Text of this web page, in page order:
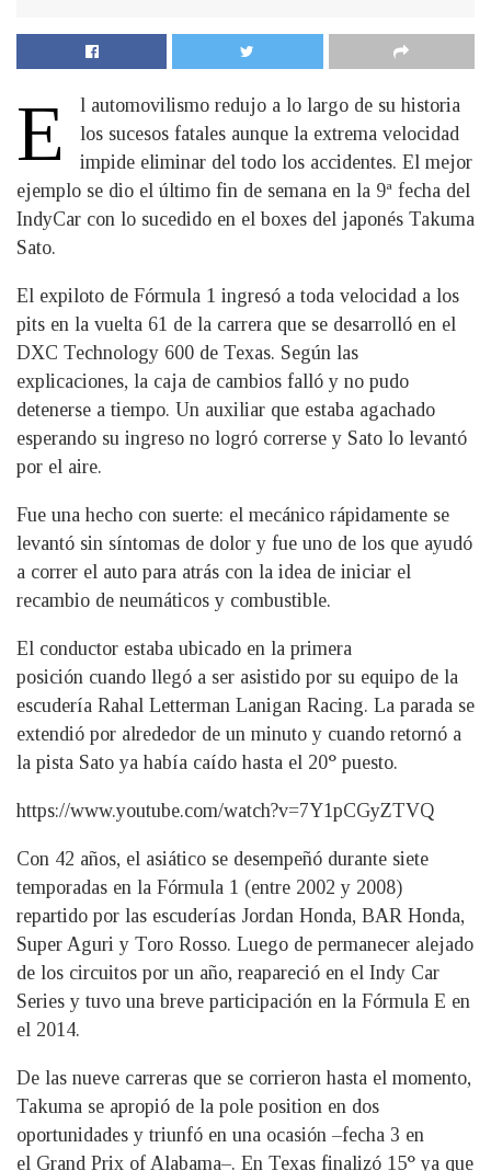
E
l automovilismo redujo a lo largo de su historia
los sucesos fatales aunque la extrema velocidad
impide eliminar del todo los accidentes. El mejor
ejemplo se dio el último fin de semana en la 9ª fecha del
IndyCar con lo sucedido en el boxes del japonés Takuma
Sato.
El expiloto de Fórmula 1 ingresó a toda velocidad a los
pits en la vuelta 61 de la carrera que se desarrolló en el
DXC Technology 600 de Texas. Según las
explicaciones, la caja de cambios falló y no pudo
detenerse a tiempo. Un auxiliar que estaba agachado
esperando su ingreso no logró correrse y Sato lo levantó
por el aire.
Fue una hecho con suerte: el mecánico rápidamente se
levantó sin síntomas de dolor y fue uno de los que ayudó
a correr el auto para atrás con la idea de iniciar el
recambio de neumáticos y combustible.
El conductor estaba ubicado en la primera
posición cuando llegó a ser asistido por su equipo de la
escudería Rahal Letterman Lanigan Racing. La parada se
extendió por alrededor de un minuto y cuando retornó a
la pista Sato ya había caído hasta el 20° puesto.
https://www.youtube.com/watch?v=7Y1pCGyZTVQ
Con 42 años, el asiático se desempeñó durante siete
temporadas en la Fórmula 1 (entre 2002 y 2008)
repartido por las escuderías Jordan Honda, BAR Honda,
Super Aguri y Toro Rosso. Luego de permanecer alejado
de los circuitos por un año, reapareció en el Indy Car
Series y tuvo una breve participación en la Fórmula E en
el 2014.
De las nueve carreras que se corrieron hasta el momento,
Takuma se apropió de la pole position en dos
oportunidades y triunfó en una ocasión –fecha 3 en
el Grand Prix of Alabama–. En Texas finalizó 15° ya que